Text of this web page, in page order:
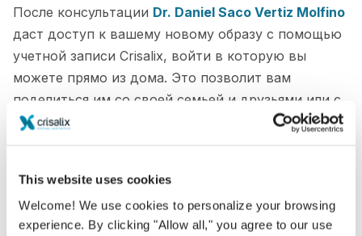
This website uses cookies
Welcome! We use cookies to personalize your browsing
experience. By clicking "Allow all," you agree to our use
После консультации Dr. Daniel Saco Vertiz Molfino
даст доступ к вашему новому образу с помощью
учетной записи Crisalix, войти в которую вы
можете прямо из дома. Это позволит вам
поделиться им со своей семьей и друзьями или с
кем-либо, от кого вы хотите узнать мнение.